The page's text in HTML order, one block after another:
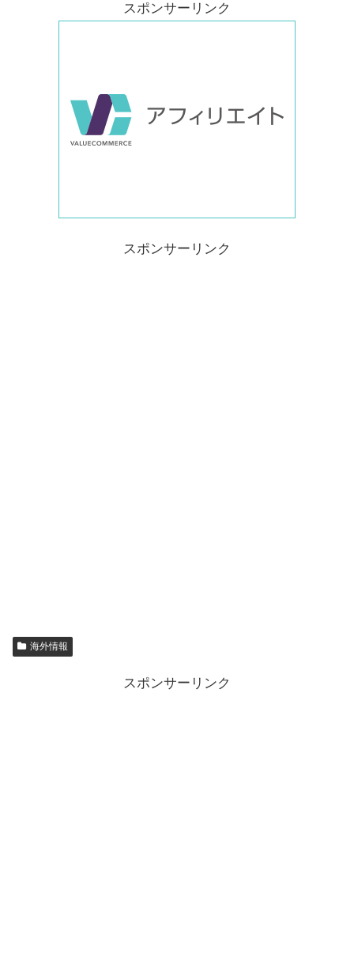
スポンサーリンク
スポンサーリンク
海外情報
スポンサーリンク